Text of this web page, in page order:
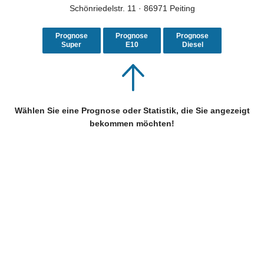
Schönriedelstr. 11 · 86971 Peiting
Prognose
Super
Prognose
E10
Prognose
Diesel
Wählen Sie eine Prognose oder Statistik, die Sie angezeigt
bekommen möchten!